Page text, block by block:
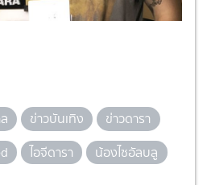
ข่าวบันเทิง
ข่าวดารา
ไอจีดารา น้องไซอัลบลู